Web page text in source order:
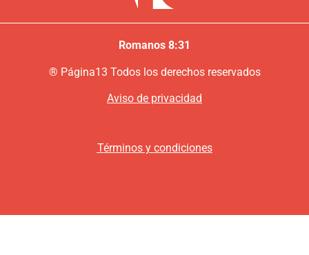
Romanos 8:31
® Página13 Todos los derechos reservados
Aviso de privacidad
Términos y condiciones